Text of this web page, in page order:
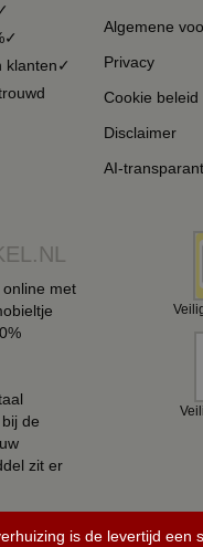
klanten✓
Algemene
Privacy
Cookie beleid
Disclaimer
AI-
online met
de
zit er
is de levertijd een